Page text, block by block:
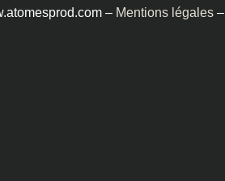
– Mentions légales–